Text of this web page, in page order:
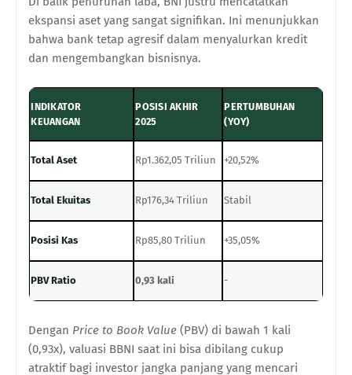
ekspansi aset yang sangat signifikan. Ini menunjukkan
bahwa bank tetap agresif dalam menyalurkan kredit
dan mengembangkan bisnisnya.
INDIKATOR
KEUANGAN
POSISI AKHIR
2025
PERTUMBUHAN
(YOY)
Total Aset Rp1.362,05 Triliun +20,52%
Total Ekuitas Rp176,34 Triliun Stabil
Posisi Kas Rp85,80 Triliun +35,05%
PBV Ratio 0,93 kali -
Dengan Price to Book Value (PBV) di bawah 1 kali
(0,93x), valuasi BBNI saat ini bisa dibilang cukup
atraktif bagi investor jangka panjang yang mencari